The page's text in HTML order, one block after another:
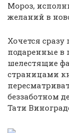
Мороз,
желаний в
Хочется сразу
подаренные в
шелестящие
страницами
беззаботном
Тати